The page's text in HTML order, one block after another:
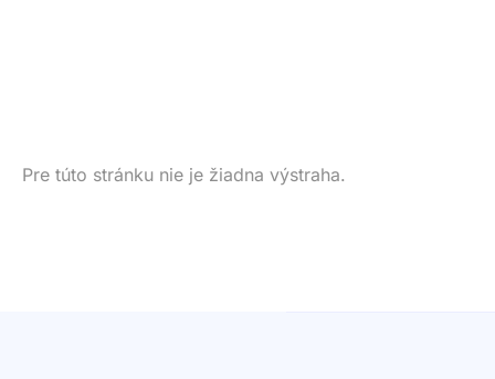
Pre túto stránku nie je žiadna výstraha.